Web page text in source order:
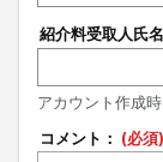
紹介料受取人氏名
アカウント作成
コメント： (必須)